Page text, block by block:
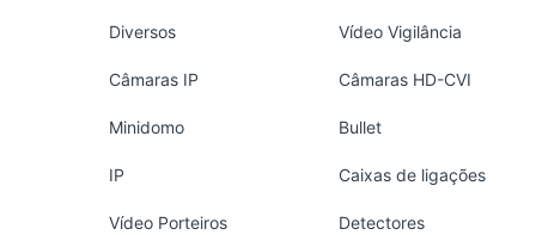
Diversos Vídeo Vigilância
Câmaras IP Câmaras HD-CVI
Minidomo Bullet
IP Caixas de ligações
Vídeo Porteiros Detectores